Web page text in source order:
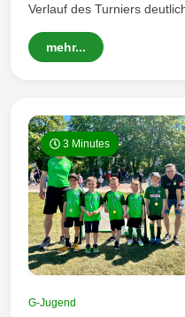
Verlauf des Turniers
mehr...
3 Minutes
G-Jugend